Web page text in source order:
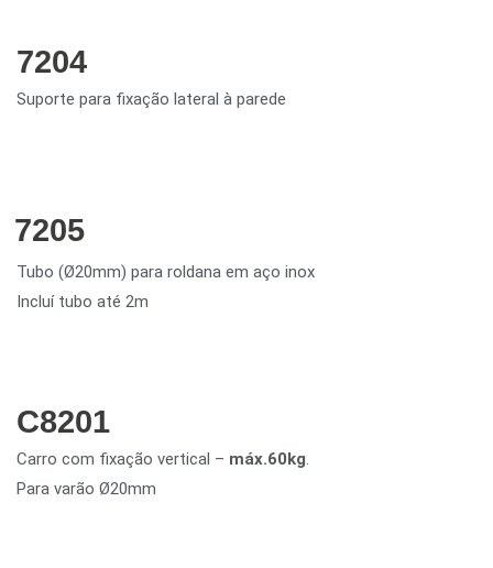
7204
Suporte para fixação lateral à parede
7205
Tubo (Ø20mm) para roldana em aço inox
Incluí tubo até 2m
C8201
Carro com fixação vertical – máx.60kg.
Para varão Ø20mm